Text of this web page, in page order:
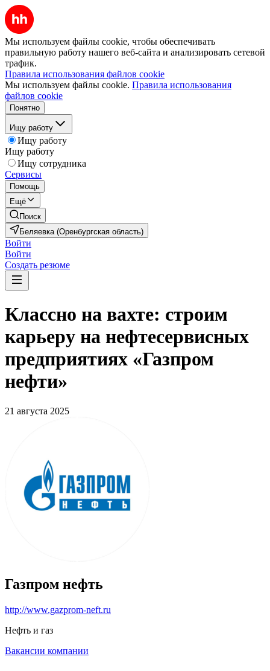
Мы используем файлы cookie, чтобы обеспечивать
правильную работу нашего веб-сайта и анализировать сетевой
трафик.
Правила использования файлов cookie
Мы используем файлы cookie. Правила использования
файлов cookie
Понятно
Ищу работу
Ищу работу
Ищу работу
Ищу сотрудника
Сервисы
Помощь
Ещё
Поиск
Беляевка (Оренбургская область)
Войти
Войти
Создать резюме
Классно на вахте: строим
карьеру на нефтесервисных
предприятиях «Газпром
нефти»
21 августа 2025
Газпром нефть
http://www.gazprom-neft.ru
Нефть и газ
Вакансии компании